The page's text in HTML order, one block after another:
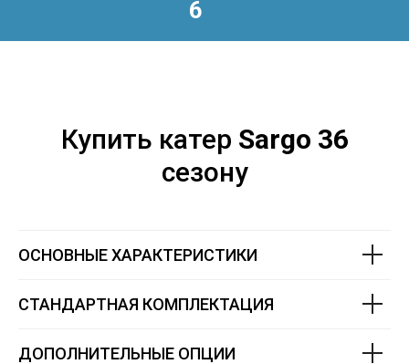
6
Купить катер Sargo 36
сезону
ОСНОВНЫЕ ХАРАКТЕРИСТИКИ
СТАНДАРТНАЯ КОМПЛЕКТАЦИЯ
ДОПОЛНИТЕЛЬНЫЕ ОПЦИИ